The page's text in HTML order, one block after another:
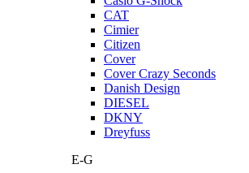
CAT
Cimier
Citizen
Cover
Cover Crazy Seconds
Danish Design
DIESEL
DKNY
Dreyfuss
E-G